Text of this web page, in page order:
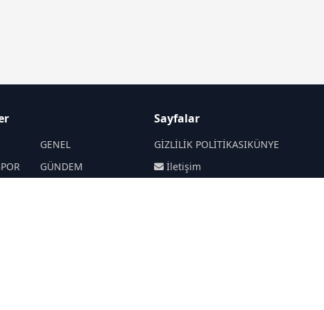
GENEL
GÜNDEM
Sayfalar
GİZLİLİK POLİTİKASIKÜNYE
İletişim